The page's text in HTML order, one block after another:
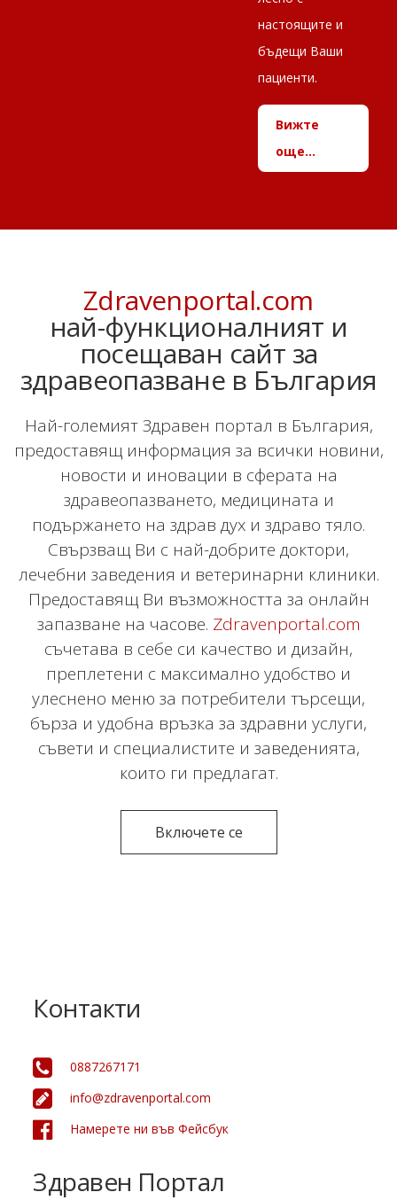
настоящите и
бъдещи Ваши
пациенти.
Вижте
още...
Zdravenportal.com
най-функционалният и
посещаван сайт за
здравеопазване в България
Най-големият Здравен портал в България,
предоставящ информация за всички новини,
новости и иновации в сферата на
здравеопазването, медицината и
подържането на здрав дух и здраво тяло.
Свързващ Ви с най-добрите доктори,
лечебни заведения и ветеринарни клиники.
Предоставящ Ви възможността за онлайн
запазване на часове. Zdravenportal.com
съчетава в себе си качество и дизайн,
преплетени с максимално удобство и
улеснено меню за потребители търсещи,
бърза и удобна връзка за здравни услуги,
съвети и специалистите и заведенията,
които ги предлагат.
Включете се
Контакти
0887267171
info@zdravenportal.com
Намерете ни във Фейсбук
Здравен Портал